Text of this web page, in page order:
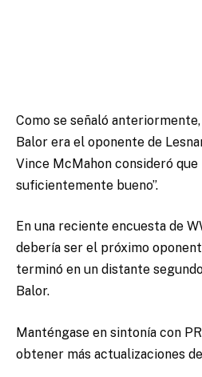
Como se señaló
Balor era el oponente de
Vince McMahon consideró que
suficientemente bueno”.
En una reciente encuesta de
debería ser el próximo
terminó en un distante
Balor.
Manténgase en sintonía con
obtener más actualizaciones